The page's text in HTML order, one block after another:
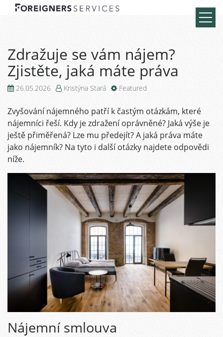
Zdražuje se vám nájem?
Zjistěte, jaká máte práva
26.05.2026 Kristýna Stará Featured
Zvyšování nájemného patří k častým otázkám, které
nájemníci řeší. Kdy je zdražení oprávněné? Jaká výše je
ještě přiměřená? Lze mu předejít? A jaká práva máte
jako nájemník? Na tyto i další otázky najdete odpovědi
níže.
Nájemní smlouva